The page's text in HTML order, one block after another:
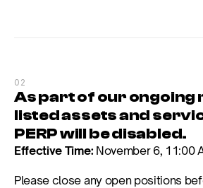
02
As part of our ongoing
listed assets and
PERP will be disabled.
Effective Time: November 6, 11:00
Please close any open positions